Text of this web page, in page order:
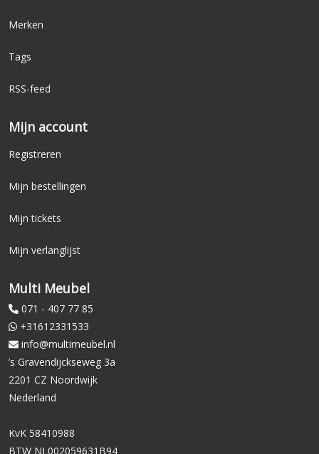
Merken
Tags
RSS-feed
Mijn account
Registreren
Mijn bestellingen
Mijn tickets
Mijn verlanglijst
Multi Meubel
071 - 407 77 85
+31612331533
info@multimeubel.nl
’s Gravendijckseweg 3a
2201 CZ Noordwijk
Nederland
KvK 58410988
BTW NL002059631B94